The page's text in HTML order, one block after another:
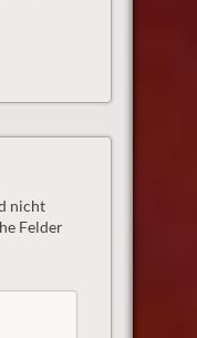
nicht
Felder